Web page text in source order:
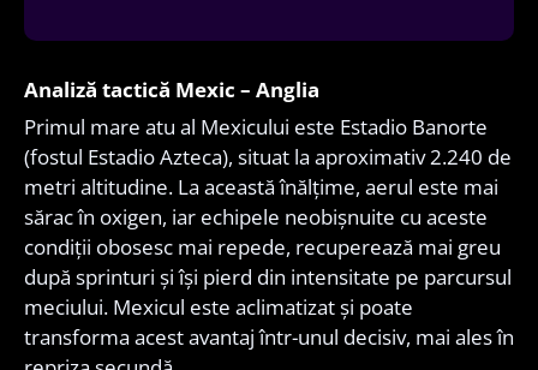
Analiză tactică Mexic – Anglia
Primul mare atu al Mexicului este Estadio Banorte
(fostul Estadio Azteca), situat la aproximativ 2.240 de
metri altitudine. La această înălțime, aerul este mai
sărac în oxigen, iar echipele neobișnuite cu aceste
condiții obosesc mai repede, recuperează mai greu
după sprinturi și își pierd din intensitate pe parcursul
meciului. Mexicul este aclimatizat și poate
transforma acest avantaj într-unul decisiv, mai ales în